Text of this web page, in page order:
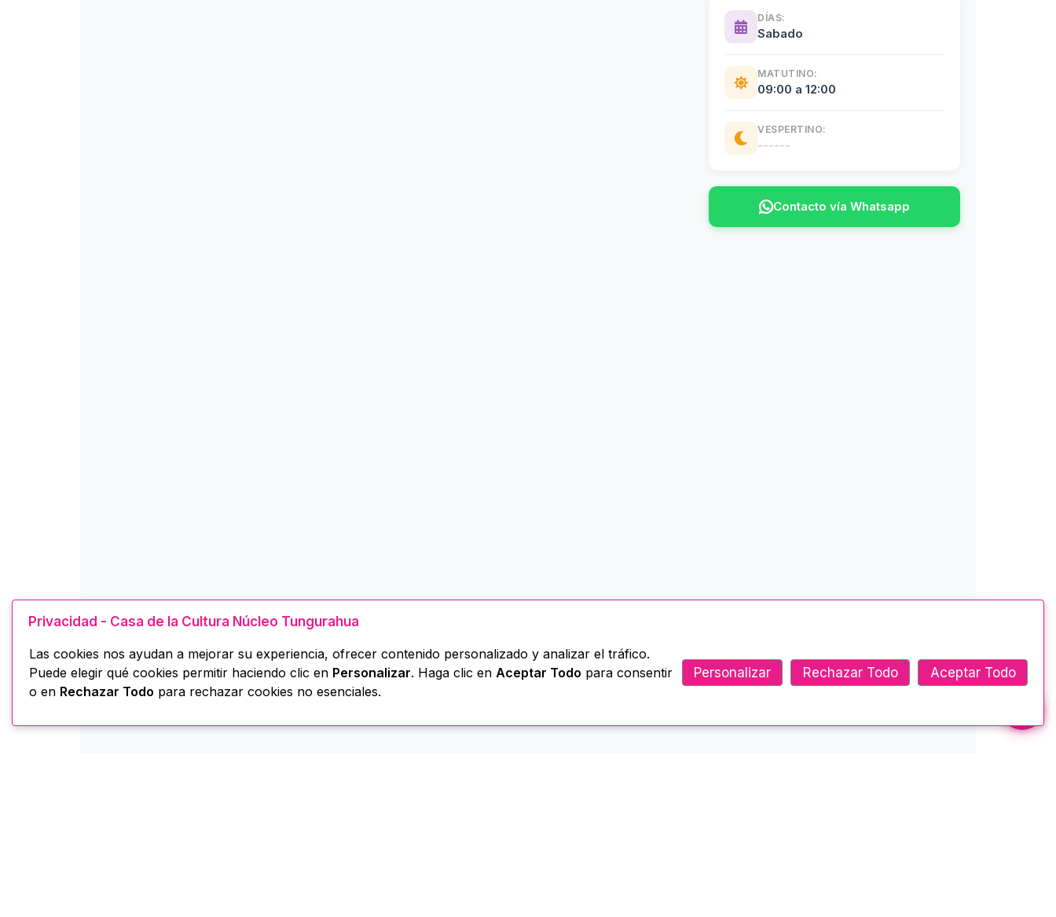
DÍAS:
Sabado
MATUTINO:
09:00 a 12:00
VESPERTINO:
------
Contacto vía Whatsapp
Privacidad - Casa de la Cultura Núcleo Tungurahua
Las cookies nos ayudan a mejorar su experiencia, ofrecer contenido personalizado y analizar el tráfico.
Puede elegir qué cookies permitir haciendo clic en Personalizar. Haga clic en Aceptar Todo para consentir
o en Rechazar Todo para rechazar cookies no esenciales.
Personalizar Rechazar Todo Aceptar Todo